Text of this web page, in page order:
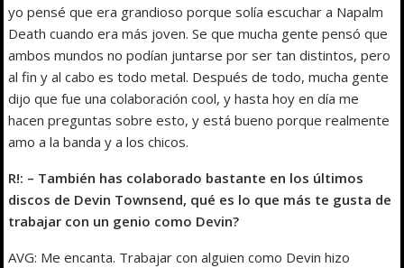
yo pensé que era grandioso porque solía escuchar a Napalm
Death cuando era más joven. Se que mucha gente pensó que
ambos mundos no podían juntarse por ser tan distintos, pero
al fin y al cabo es todo metal. Después de todo, mucha gente
dijo que fue una colaboración cool, y hasta hoy en día me
hacen preguntas sobre esto, y está bueno porque realmente
amo a la banda y a los chicos.
R!: – También has colaborado bastante en los últimos
discos de Devin Townsend, qué es lo que más te gusta de
trabajar con un genio como Devin?
AVG: Me encanta. Trabajar con alguien como Devin hizo